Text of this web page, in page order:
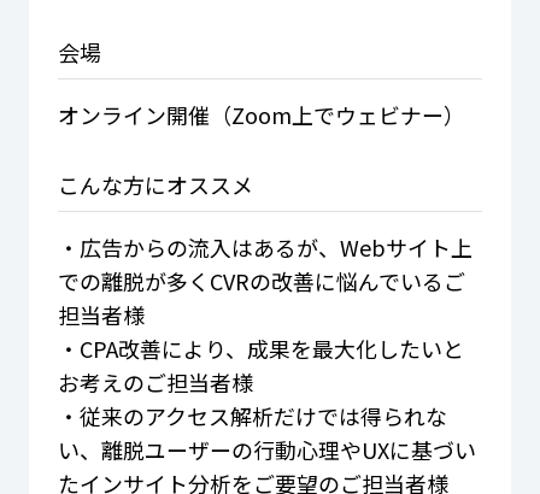
会場
オンライン開催（Zoom上でウェビナー）
こんな方にオススメ
・広告からの流入はあるが、Webサイト上
での離脱が多くCVRの改善に悩んでいるご
担当者様
・CPA改善により、成果を最大化したいと
お考えのご担当者様
・従来のアクセス解析だけでは得られな
い、離脱ユーザーの行動心理やUXに基づい
たインサイト分析をご要望のご担当者様